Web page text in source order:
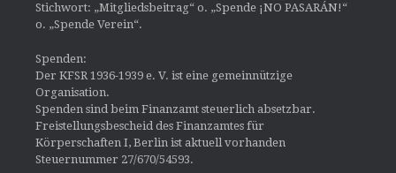
Stichwort: „Mitgliedsbeitrag“ o. „Spende ¡NO PASARÁN!“
o. „Spende Verein“.
Spenden:
Der KFSR 1936-1939 e. V. ist eine gemeinnützige
Organisation.
Spenden sind beim Finanzamt steuerlich absetzbar.
Freistellungsbescheid des Finanzamtes für
Körperschaften I, Berlin ist aktuell vorhanden
Steuernummer 27/670/54593.